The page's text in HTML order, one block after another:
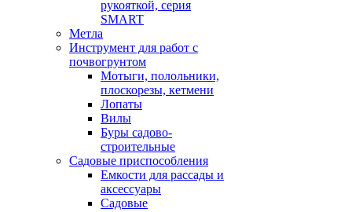
рукояткой, серия
SMART
Метла
Инструмент для работ с
почвогрунтом
Мотыги, полольники,
плоскорезы, кетмени
Лопаты
Вилы
Буры садово-
строительные
Садовые приспособления
Емкости для рассады и
аксессуары
Садовые